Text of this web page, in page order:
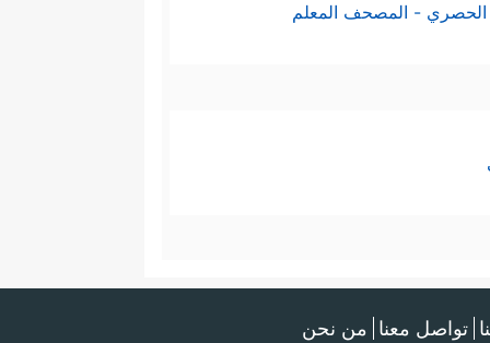
الحصري - المصحف المعلم
تواصل معنا من نحن